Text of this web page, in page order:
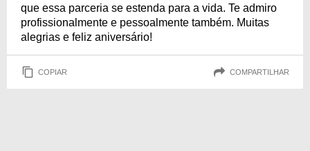
que essa parceria se estenda para a vida. Te admiro
profissionalmente e pessoalmente também. Muitas
alegrias e feliz aniversário!
COPIAR COMPARTILHAR